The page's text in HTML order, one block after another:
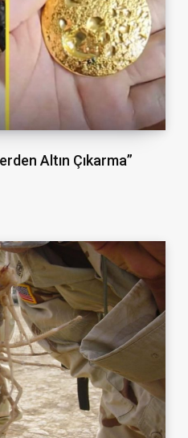
Altın Çıkarma”